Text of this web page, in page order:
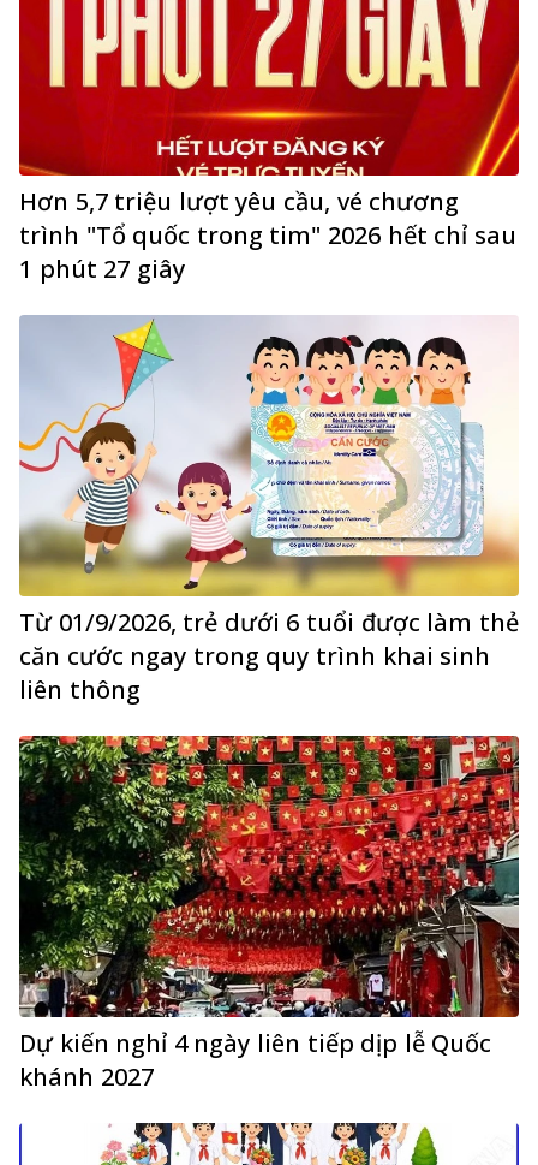
Hơn 5,7 triệu lượt yêu cầu, vé chương
trình "Tổ quốc trong tim" 2026 hết chỉ sau
1 phút 27 giây
Từ 01/9/2026, trẻ dưới 6 tuổi được làm thẻ
căn cước ngay trong quy trình khai sinh
liên thông
Dự kiến nghỉ 4 ngày liên tiếp dịp lễ Quốc
khánh 2027